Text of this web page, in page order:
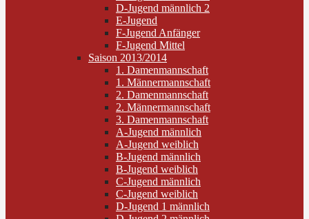
D-Jugend männlich 2
E-Jugend
F-Jugend Anfänger
F-Jugend Mittel
Saison 2013/2014
1. Damenmannschaft
1. Männermannschaft
2. Damenmannschaft
2. Männermannschaft
3. Damenmannschaft
A-Jugend männlich
A-Jugend weiblich
B-Jugend männlich
B-Jugend weiblich
C-Jugend männlich
C-Jugend weiblich
D-Jugend 1 männlich